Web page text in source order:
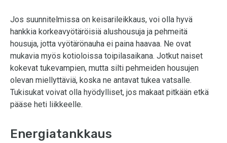
Jos suunnitelmissa on keisarileikkaus, voi olla hyvä
hankkia korkeavyötäröisiä alushousuja ja pehmeitä
housuja, jotta vyötärönauha ei paina haavaa. Ne ovat
mukavia myös kotioloissa toipilasaikana. Jotkut naiset
kokevat tukevampien, mutta silti pehmeiden housujen
olevan miellyttäviä, koska ne antavat tukea vatsalle.
Tukisukat voivat olla hyödylliset, jos makaat pitkään etkä
pääse heti liikkeelle.
Energiatankkaus